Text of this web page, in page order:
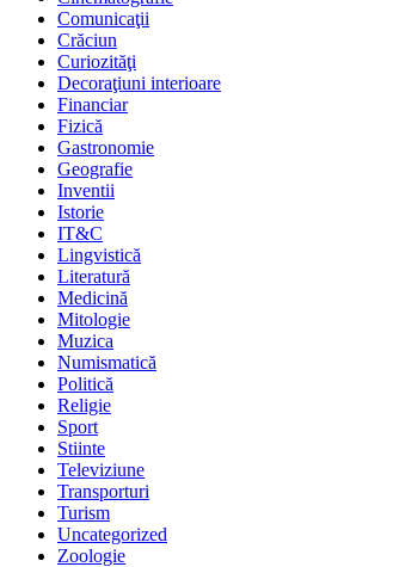
Comunicaţii
Crăciun
Curiozităţi
Decoraţiuni interioare
Financiar
Fizică
Gastronomie
Geografie
Inventii
Istorie
IT&C
Lingvistică
Literatură
Medicină
Mitologie
Muzica
Numismatică
Politică
Religie
Sport
Stiinte
Televiziune
Transporturi
Turism
Uncategorized
Zoologie